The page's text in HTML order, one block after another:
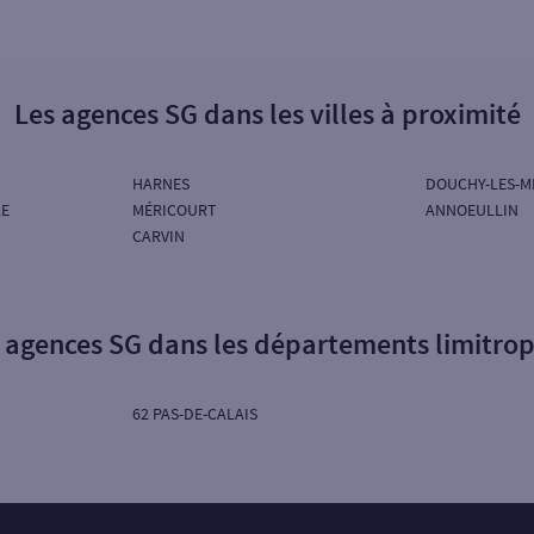
Les agences SG dans les villes à proximité
HARNES
MÉRICOURT
CARVIN
DOUCHY-LES-
ANNOEULLIN
agences SG dans les départements
62 PAS-DE-CALAIS